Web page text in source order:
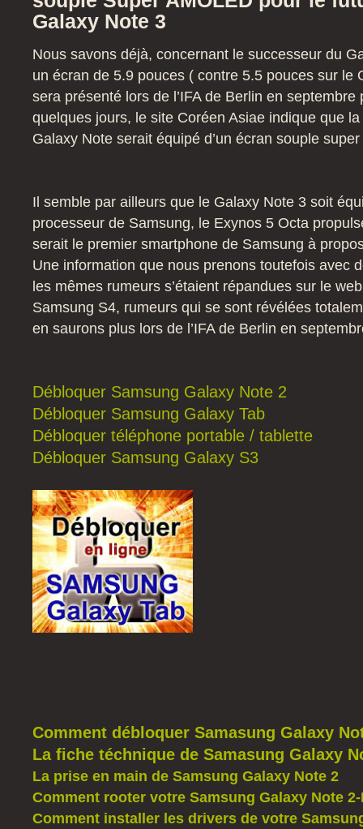
Galaxy Note 3
Nous savons déjà, concernant le successeur du
un écran de 5.9 pouces ( contre 5.5 pouces sur le
sera présenté lors de l’IFA de Berlin en septembre
quelques jours, le site Coréen Asiae indique que
Galaxy Note serait équipé d’un écran souple
Il semble par ailleurs que le Galaxy Note 3 soit
processeur de Samsung, le Exynos 5 Octa
serait le premier smartphone de Samsung à
Une information que nous prenons toutefois avec
les mêmes rumeurs s’étaient répandues sur le
Samsung S4, rumeurs qui se sont révélées
en saurons plus lors de l’IFA de Berlin en
Débloquer Samsung Galaxy Note 2
Débloquer Samsung Galaxy Tab
Débloquer téléphone portable / tablette
Débloquer Samsung Galaxy S3
Comment débloquer Samasung Galaxy
La fiche téchnique de Samasung Galaxy
La prise en main de Samsung Galaxy Note 2
Comment rooter votre Samsung Galaxy Note 2-
Comment installer les drivers de votre